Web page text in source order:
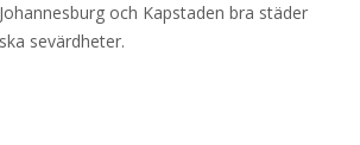
och Kapstaden bra städer
sevärdheter.